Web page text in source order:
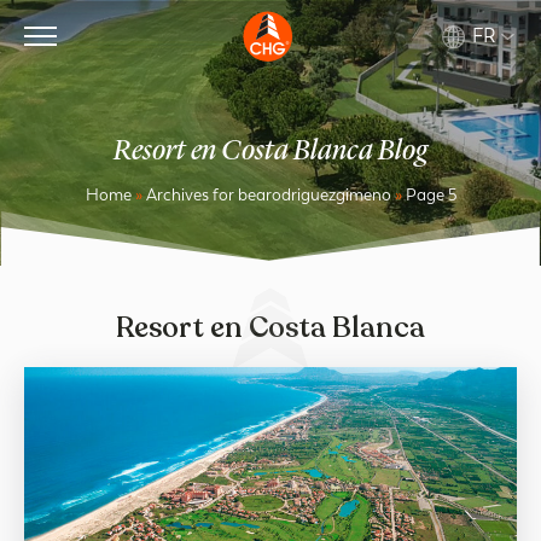
FR
Resort en Costa Blanca Blog
Home»Archives for bearodriguezgimeno»Page 5
Resort en Costa Blanca